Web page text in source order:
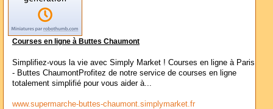
Courses en ligne à Buttes Chaumont
Simplifiez-vous la vie avec Simply Market ! Courses en ligne à Paris
- Buttes ChaumontProfitez de notre service de courses en ligne
totalement simplifié pour vous aider à...
www.supermarche-buttes-chaumont.simplymarket.fr